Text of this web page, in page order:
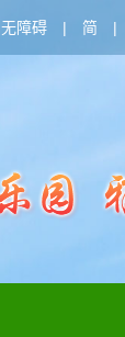
无障碍 | 简 |